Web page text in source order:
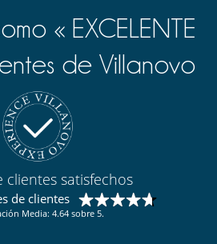
« EXCELENTE
de Villanovo
clientes satisfechos
de clientes
Media: 4.64 sobre 5.